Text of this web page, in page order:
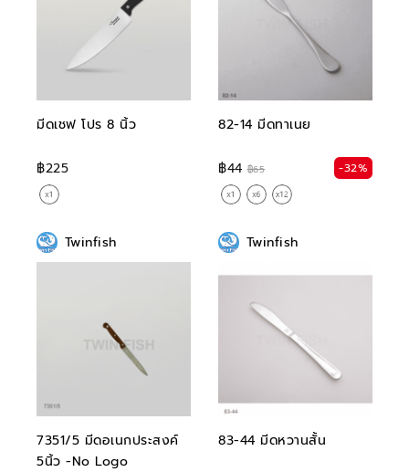
มีดเชฟ โปร 8 นิ้ว
฿225
82-14 มีดทาเนย
฿44 ฿65 -32%
Twinfish
7351/5 มีดอเนกประสงค์
5นิ้ว -No Logo
Twinfish
83-44 มีดหวานสั้น